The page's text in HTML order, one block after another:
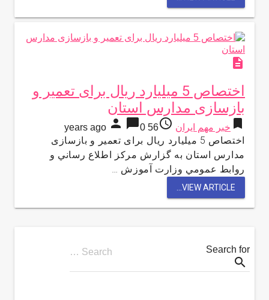
description
اختصاص 5 میلیارد ریال برای تعمیر و
بازسازی مدارس استان
bookmark خبر مهم ایران access_time
56 years ago
person chat_bubble0
اختصاص 5 میلیارد ریال برای تعمیر و بازسازی
مدارس استان به گزارش مركز اطلاع رساني و
روابط عمومي وزارت آموزش …
VIEW ARTICLE...
Search for
Search …
search